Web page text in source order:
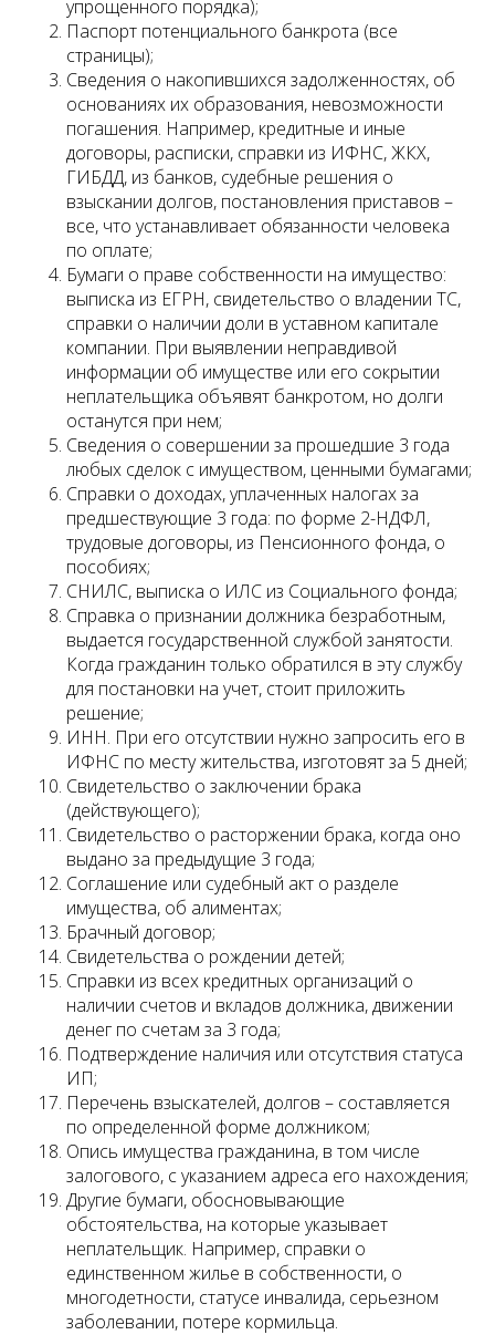
упрощенного порядка);
Паспорт потенциального банкрота (все
страницы);
Сведения о накопившихся задолженностях, об
основаниях их образования, невозможности
погашения. Например, кредитные и иные
договоры, расписки, справки из ИФНС, ЖКХ,
ГИБДД, из банков, судебные решения о
взыскании долгов, постановления приставов –
все, что устанавливает обязанности человека
по оплате;
Бумаги о праве собственности на имущество:
выписка из ЕГРН, свидетельство о владении ТС,
справки о наличии доли в уставном капитале
компании. При выявлении неправдивой
информации об имуществе или его сокрытии
неплательщика объявят банкротом, но долги
останутся при нем;
Сведения о совершении за прошедшие 3 года
любых сделок с имуществом, ценными бумагами;
Справки о доходах, уплаченных налогах за
предшествующие 3 года: по форме 2-НДФЛ,
трудовые договоры, из Пенсионного фонда, о
пособиях;
СНИЛС, выписка о ИЛС из Социального фонда;
Справка о признании должника безработным,
выдается государственной службой занятости.
Когда гражданин только обратился в эту службу
для постановки на учет, стоит приложить
решение;
ИНН. При его отсутствии нужно запросить его в
ИФНС по месту жительства, изготовят за 5 дней;
Свидетельство о заключении брака
(действующего);
Свидетельство о расторжении брака, когда оно
выдано за предыдущие 3 года;
Соглашение или судебный акт о разделе
имущества, об алиментах;
Брачный договор;
Свидетельства о рождении детей;
Справки из всех кредитных организаций о
наличии счетов и вкладов должника, движении
денег по счетам за 3 года;
Подтверждение наличия или отсутствия статуса
ИП;
Перечень взыскателей, долгов – составляется
по определенной форме должником;
Опись имущества гражданина, в том числе
залогового, с указанием адреса его нахождения;
Другие бумаги, обосновывающие
обстоятельства, на которые указывает
неплательщик. Например, справки о
единственном жилье в собственности, о
многодетности, статусе инвалида, серьезном
заболевании, потере кормильца.